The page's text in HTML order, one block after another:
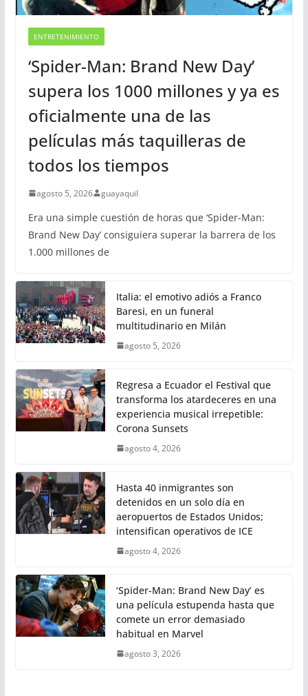
ENTRETENIMIENTO
‘Spider-Man: Brand New Day’
supera los 1000 millones y ya es
oficialmente una de las
películas más taquilleras de
todos los tiempos
agosto 5, 2026 guayaquil
Era una simple cuestión de horas que ‘Spider-Man:
Brand New Day’ consiguiera superar la barrera de los
1.000 millones de
Italia: el emotivo adiós a Franco
Baresi, en un funeral
multitudinario en Milán
agosto 5, 2026
Regresa a Ecuador el Festival que
transforma los atardeceres en una
experiencia musical irrepetible:
Corona Sunsets
agosto 4, 2026
Hasta 40 inmigrantes son
detenidos en un solo día en
aeropuertos de Estados Unidos;
intensifican operativos de ICE
agosto 4, 2026
‘Spider-Man: Brand New Day’ es
una película estupenda hasta que
comete un error demasiado
habitual en Marvel
agosto 3, 2026